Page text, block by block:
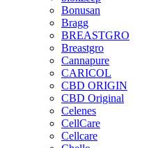
Bonusan
Bragg
BREASTGRO
Breastgro
Cannapure
CARICOL
CBD ORIGIN
CBD Original
Celenes
CellCare
Cellcare